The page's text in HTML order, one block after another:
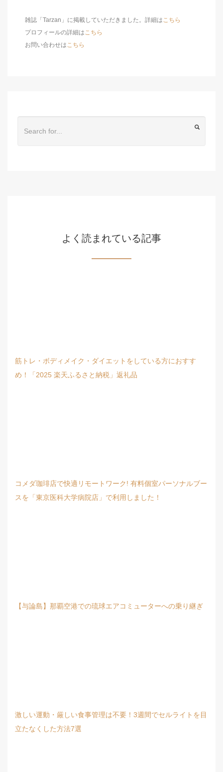
雑誌「Tarzan」に掲載していただきました。詳細はこちら
プロフィールの詳細はこちら
お問い合わせはこちら
よく読まれている記事
筋トレ・ボディメイク・ダイエットをしている方におすす
め！「2025 楽天ふるさと納税」返礼品
コメダ珈琲店で快適リモートワーク! 有料個室パーソナルブー
スを「東京医科大学病院店」で利用しました！
【与論島】那覇空港での琉球エアコミューターへの乗り継ぎ
激しい運動・厳しい食事管理は不要！3週間でセルライトを目
立たなくした方法7選